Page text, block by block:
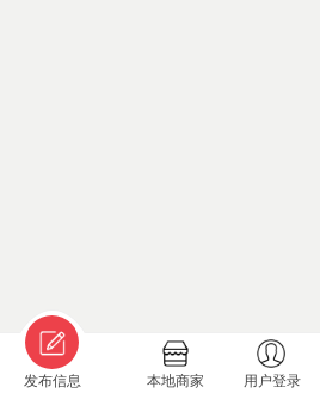
发布信息 本地商家 用户登录